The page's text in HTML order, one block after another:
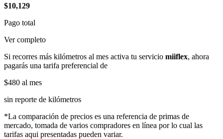
$10,129
Pago total
Ver completo
Si recorres más kilómetros al mes activa tu servicio miiflex, ahora
pagarás una tarifa preferencial de
$480 al mes
sin reporte de kilómetros
*La comparación de precios es una referencia de primas de
mercado, tomada de varios compradores en línea por lo cual las
tarifas aqui presentadas pueden variar.